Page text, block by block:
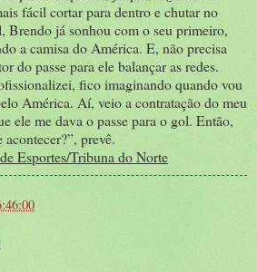
fácil cortar para dentro e chutar no
Brendo já sonhou com o seu primeiro,
a camisa do América. E, não precisa
do passe para ele balançar as redes.
fico imaginando quando vou
América. Aí, veio a contratação do meu
ele me dava o passe para o gol. Então,
prevê.
Esportes/Tribuna do Norte